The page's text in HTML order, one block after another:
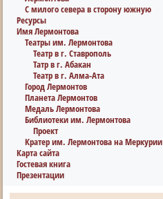
С милого севера в сторону южную
Ресурсы
Имя Лермонтова
Театры им. Лермонтова
Театр в г. Ставрополь
Татр в г. Абакан
Театр в г. Алма-Ата
Город Лермонтов
Планета Лермонтов
Медаль Лермонтова
Библиотеки им. Лермонтова
Проект
Кратер им. Лермонтова на Меркурии
Карта сайта
Гостевая книга
Презентации